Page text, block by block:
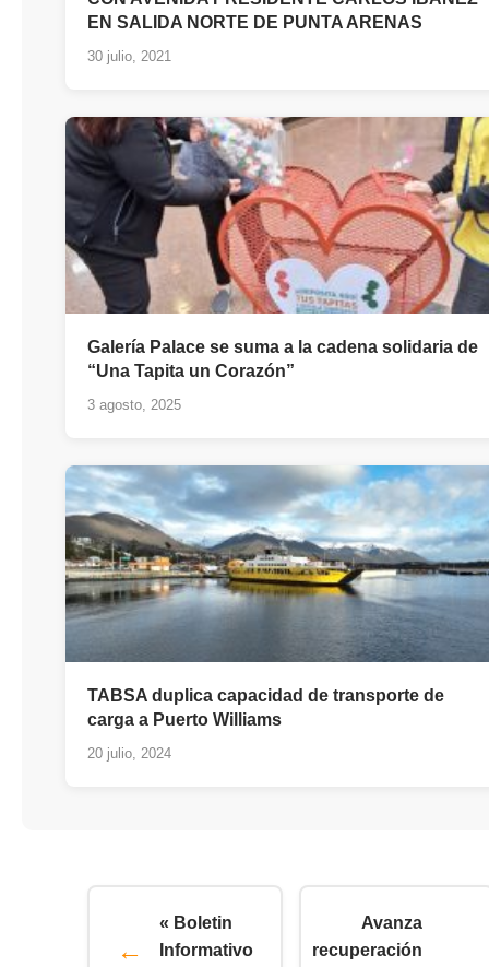
EN SALIDA NORTE DE PUNTA ARENAS
30 julio, 2021
Galería Palace se suma a la cadena solidaria de
“Una Tapita un Corazón”
3 agosto, 2025
TABSA duplica capacidad de transporte de
carga a Puerto Williams
20 julio, 2024
« Boletin
Informativo
Avanza
recuperación